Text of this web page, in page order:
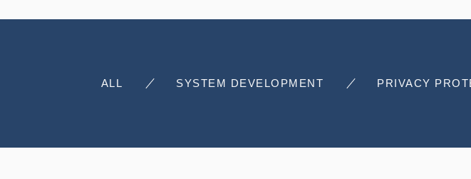
ALL SYSTEM DEVELOPMENT PRIVACY